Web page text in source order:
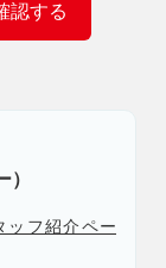
認する
ッフ紹介ペー